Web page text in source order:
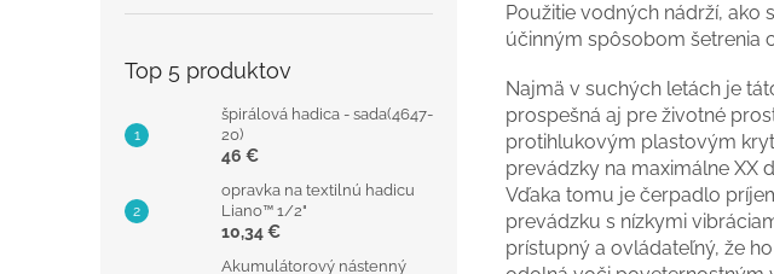
Top 5 produktov
špirálová hadica - sada(4647-
20)
46 €
opravka na textilnú hadicu
Liano™ 1/2"
10,34 €
Akumulátorový nástenný
Použitie vodných nádrží, ako
účinným spôsobom šetrenia
Najmä v suchých letách je
prospešná aj pre životné
protihlukovým plastovým
prevádzky na maximálne XX
Vďaka tomu je čerpadlo
prevádzku s nízkymi
prístupný a ovládateľný, že